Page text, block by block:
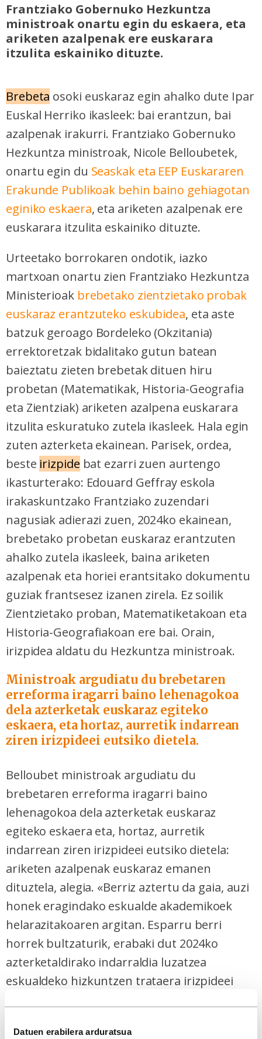
Datuen erabilera arduratsua
Frantziako Gobernuko Hezkuntza
ministroak onartu egin du eskaera, eta
ariketen azalpenak ere euskarara
itzulita eskainiko dituzte.
Brebeta osoki euskaraz egin ahalko dute Ipar
Euskal Herriko ikasleek: bai erantzun, bai
azalpenak irakurri. Frantziako Gobernuko
Hezkuntza ministroak, Nicole Belloubetek,
onartu egin du Seaskak eta EEP Euskararen
Erakunde Publikoak behin baino gehiagotan
eginiko eskaera, eta ariketen azalpenak ere
euskarara itzulita eskainiko dituzte.
Urteetako borrokaren ondotik, iazko
martxoan onartu zien Frantziako Hezkuntza
Ministerioak brebetako zientzietako probak
euskaraz erantzuteko eskubidea, eta aste
batzuk geroago Bordeleko (Okzitania)
errektoretzak bidalitako gutun batean
baieztatu zieten brebetak dituen hiru
probetan (Matematikak, Historia-Geografia
eta Zientziak) ariketen azalpena euskarara
itzulita eskuratuko zutela ikasleek. Hala egin
zuten azterketa ekainean. Parisek, ordea,
beste irizpide bat ezarri zuen aurtengo
ikasturterako: Edouard Geffray eskola
irakaskuntzako Frantziako zuzendari
nagusiak adierazi zuen, 2024ko ekainean,
brebetako probetan euskaraz erantzuten
ahalko zutela ikasleek, baina ariketen
azalpenak eta horiei erantsitako dokumentu
guziak frantsesez izanen zirela. Ez soilik
Zientzietako proban, Matematiketakoan eta
Historia-Geografiakoan ere bai. Orain,
irizpidea aldatu du Hezkuntza ministroak.
Ministroak argudiatu du brebetaren
erreforma iragarri baino lehenagokoa
dela azterketak euskaraz egiteko
eskaera, eta hortaz, aurretik indarrean
ziren irizpideei eutsiko dietela.
Belloubet ministroak argudiatu du
brebetaren erreforma iragarri baino
lehenagokoa dela azterketak euskaraz
egiteko eskaera eta, hortaz, aurretik
indarrean ziren irizpideei eutsiko dietela:
ariketen azalpenak euskaraz emanen
dituztela, alegia. «Berriz aztertu da gaia, auzi
honek eragindako eskualde akademikoek
helarazitakoaren argitan. Esparru berri
horrek bultzaturik, erabaki dut 2024ko
azterketaldirako indarraldia luzatzea
eskualdeko hizkuntzen trataera irizpideei